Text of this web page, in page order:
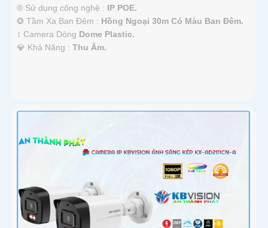
®️ Sử dụng công nghệ : IP POE.
❂ Tầm Xa Ban Đêm : Hồng Ngoại 30m Có Màu Ban Ðêm.
↕️ Camera Dòng Dome Plastic.
️💎 Khả Năng : Thu Âm.